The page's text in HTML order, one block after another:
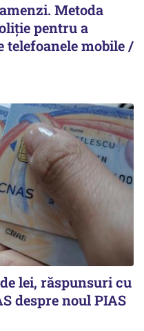
Metoda
pentru a
mobile /
lei, răspunsuri cu
despre noul PIAS